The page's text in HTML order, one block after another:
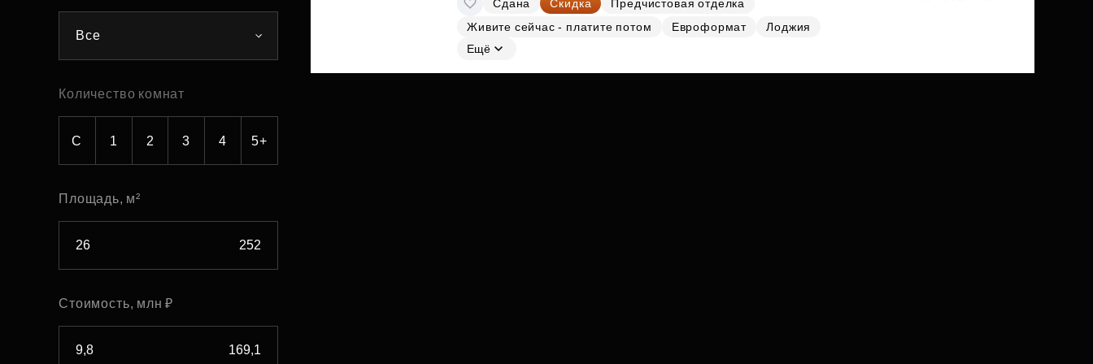
Субсидии
Все
Количество комнат
С 1 2 3 4 5+
Площадь, м²
Стоимость, млн ₽
Сдана Скидка
Предчистовая отделка
Живите сейчас - платите потом
Евроформат
Лоджия
Ещё